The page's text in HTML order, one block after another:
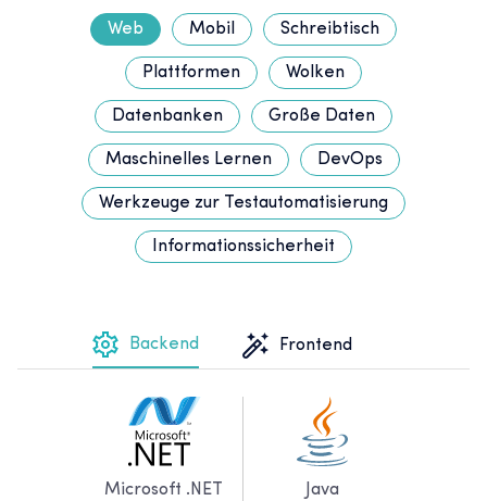
Web Mobil Schreibtisch
Plattformen Wolken
Datenbanken Große Daten
Maschinelles Lernen DevOps
Werkzeuge zur Testautomatisierung
Informationssicherheit
Backend Frontend
Microsoft .NET Java